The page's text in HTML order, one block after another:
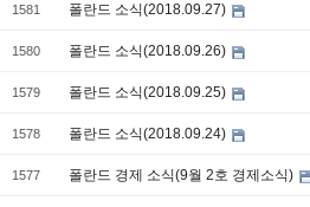
1581 폴란드 소식(2018.09.27)
1580 폴란드 소식(2018.09.26)
1579 폴란드 소식(2018.09.25)
1578 폴란드 소식(2018.09.24)
1577 폴란드 경제 소식(9월 2호 경제소식)